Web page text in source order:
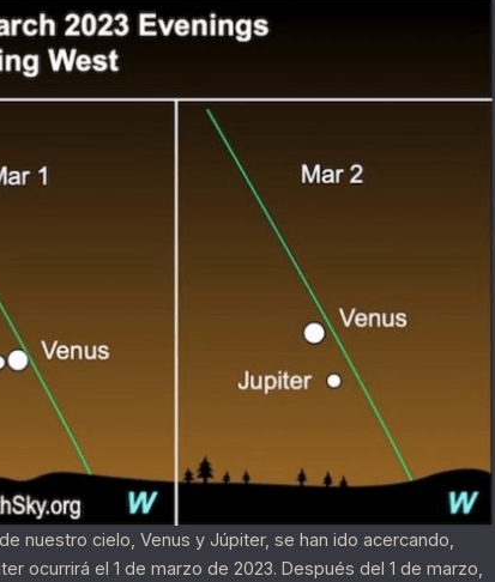
nuestro cielo, Venus y Júpiter, se han ido acercando,
ocurrirá el 1 de marzo de 2023. Después del 1 de marzo,